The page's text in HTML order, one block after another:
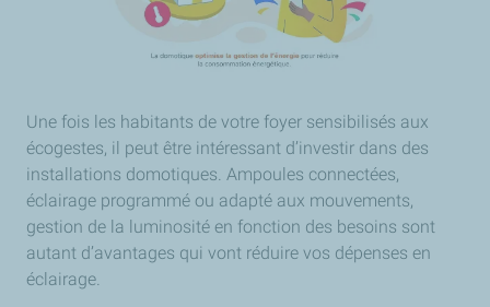
Une fois les habitants de votre foyer sensibilisés aux
écogestes, il peut être intéressant d’investir dans des
installations domotiques. Ampoules connectées,
éclairage programmé ou adapté aux mouvements,
gestion de la luminosité en fonction des besoins sont
autant d’avantages qui vont réduire vos dépenses en
éclairage.